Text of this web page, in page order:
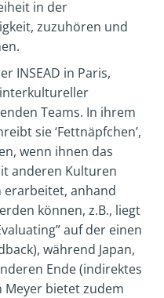
in der
zuzuhören und
INSEAD in Paris,
Teams. In ihrem
sie ‘Fettnäpfchen’,
wenn ihnen das
anderen Kulturen
erarbeitet, anhand
können, z.B., liegt
auf der einen
während Japan,
Ende (indirektes
Meyer bietet zudem